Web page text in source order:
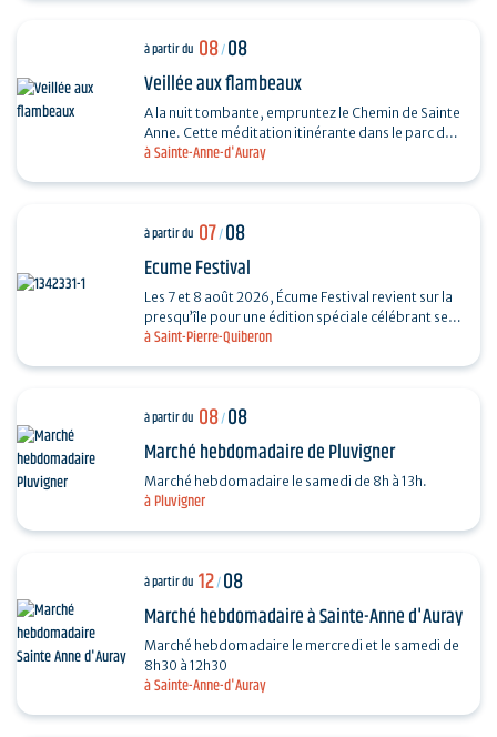
à Sainte-Anne-d'Auray
à partir du 08/08
Veillée aux flambeaux
A la nuit tombante, empruntez le Chemin de Sainte
Anne. Cette méditation itinérante dans le parc du
sanctuaire permet d’arpenter la vie et le
à Saint-Pierre-Quiberon
à partir du 07/08
Ecume Festival
Les 7 et 8 août 2026, Écume Festival revient sur la
presqu’île pour une édition spéciale célébrant ses
5 ans. En seulement quelques années,…
à Pluvigner
à partir du 08/08
Marché hebdomadaire de Pluvigner
Marché hebdomadaire le samedi de 8h à 13h.
à Sainte-Anne-d'Auray
à partir du 12/08
Marché hebdomadaire à Sainte-Anne d'Auray
Marché hebdomadaire le mercredi et le samedi de
8h30 à 12h30